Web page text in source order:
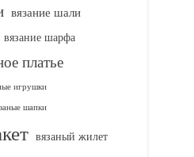
вязание шали
вязание шарфа
платье
игрушки
шапки
вязаный жилет